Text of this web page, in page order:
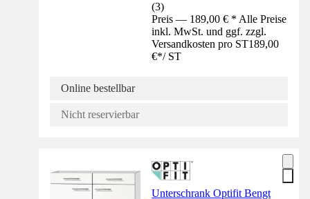
(3)
Preis — 189,00 € * Alle Preise
inkl. MwSt. und ggf. zzgl.
Versandkosten pro ST189,00
€*/ ST
Online bestellbar
Nicht reservierbar
Unterschrank Optifit Bengt